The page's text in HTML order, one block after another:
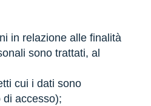
in relazione alle finalità
sono trattati, al
cui i dati sono
accesso);